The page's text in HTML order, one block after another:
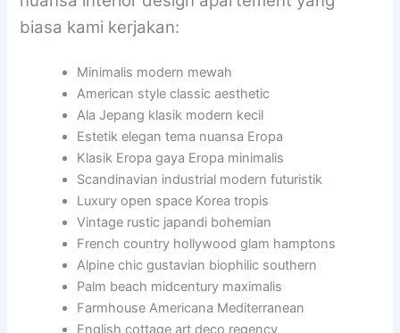
biasa kami kerjakan:
Minimalis modern mewah
American style classic aesthetic
Ala Jepang klasik modern kecil
Estetik elegan tema nuansa Eropa
Klasik Eropa gaya Eropa minimalis
Scandinavian industrial modern futuristik
Luxury open space Korea tropis
Vintage rustic japandi bohemian
French country hollywood glam hamptons
Alpine chic gustavian biophilic southern
Palm beach midcentury maximalis
Farmhouse Americana Mediterranean
English cottage art deco regency